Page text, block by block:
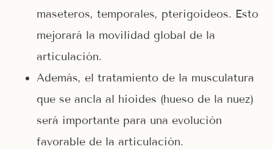
maseteros, temporales, pterigoideos. Esto
mejorará la movilidad global de la
articulación.
Además, el tratamiento de la musculatura
que se ancla al hioides (hueso de la nuez)
será importante para una evolución
favorable de la articulación.